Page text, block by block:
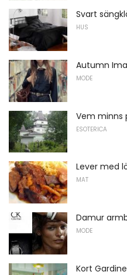
Svart
HUS
Autumn
MODE
Vem minns
ESOTERICA
Lever med
MAT
Damur
MODE
Kort